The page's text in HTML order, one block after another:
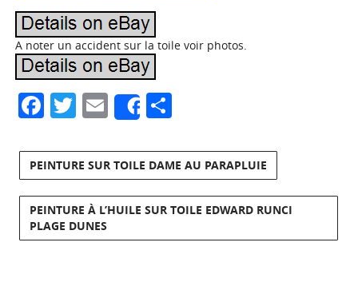
A noter un accident sur la toile voir photos.
Facebook
Twitter
Email
Share
PEINTURE SUR TOILE DAME AU PARAPLUIE
PEINTURE À L’HUILE SUR TOILE EDWARD RUNCI
PLAGE DUNES